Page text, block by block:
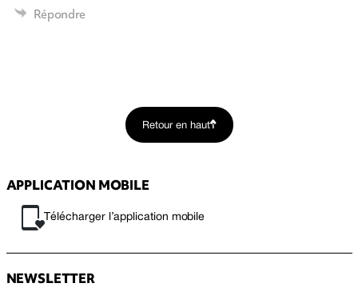
Répondre
Retour en haut
APPLICATION MOBILE
Télécharger l’application mobile
NEWSLETTER